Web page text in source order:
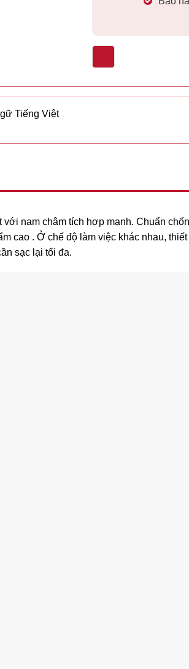
Tiếng Việt
nam châm tích hợp mạnh. Chuẩn
cao . Ở chế độ làm việc khác nhau,
sạc lại tối đa.